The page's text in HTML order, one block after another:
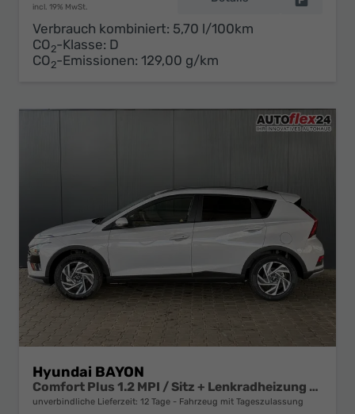
incl. 19% MwSt.
Verbrauch kombiniert: 5,70 l/100km
CO2-Klasse: D
CO2-Emissionen: 129,00 g/km
Hyundai BAYON
Comfort Plus 1.2 MPI / Sitz + Lenkradheizung PDC V&H Kamera LED Tempomat Keyless Alu 16"
unverbindliche Lieferzeit: 12 Tage Fahrzeug mit Tageszulassung